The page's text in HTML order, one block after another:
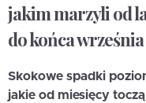
jakim marzyli od
do końca
Skokowe spadki
jakie od miesięcy